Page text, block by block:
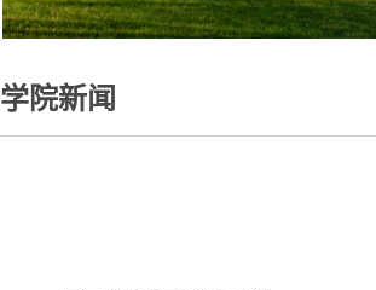
学院新闻